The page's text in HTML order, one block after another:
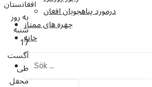
درمورد پناهجويان افغان
چهره های ممتاز
خانه
Sök
efter:
افغانستان
به روز
شنبه
17
آگست
طی
محفل